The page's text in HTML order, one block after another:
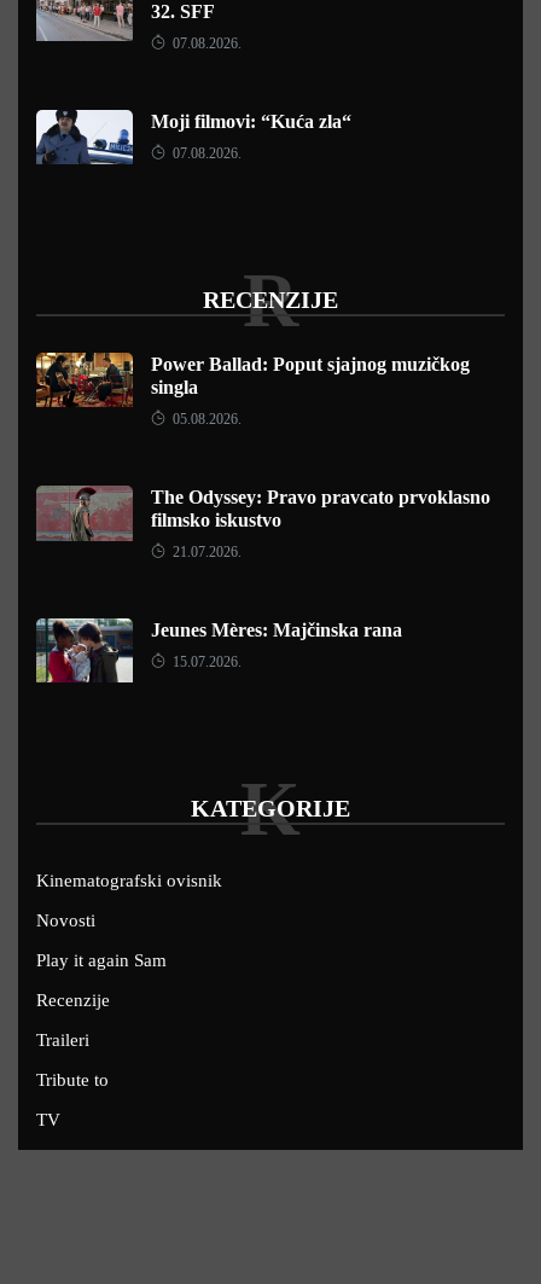
32. SFF
07.08.2026.
Moji filmovi: “Kuća zla“
07.08.2026.
RECENZIJE
R
Power Ballad: Poput sjajnog muzičkog
singla
05.08.2026.
The Odyssey: Pravo pravcato prvoklasno
filmsko iskustvo
21.07.2026.
Jeunes Mères: Majčinska rana
15.07.2026.
KATEGORIJE
K
Kinematografski ovisnik
Novosti
Play it again Sam
Recenzije
Traileri
Tribute to
TV